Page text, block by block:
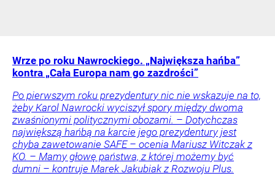
Wrze po roku Nawrockiego. „Największa hańba”
kontra „Cała Europa nam go zazdrości”
Po pierwszym roku prezydentury nic nie wskazuje na to,
żeby Karol Nawrocki wyciszył spory między dwoma
zwaśnionymi politycznymi obozami. – Dotychczas
największą hańbą na karcie jego prezydentury jest
chyba zawetowanie SAFE – ocenia Mariusz Witczak z
KO. – Mamy głowę państwa, z której możemy być
dumni – kontruje Marek Jakubiak z Rozwoju Plus.